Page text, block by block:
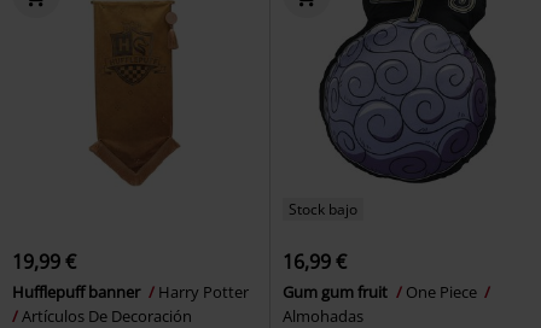
19,99 €
Hufflepuff banner
Harry Potter
Artículos De Decoración
Stock bajo
16,99 €
Gum gum fruit
One Piece
Almohadas